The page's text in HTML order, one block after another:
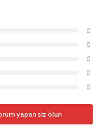
0
0
0
0
0
yapan siz olun